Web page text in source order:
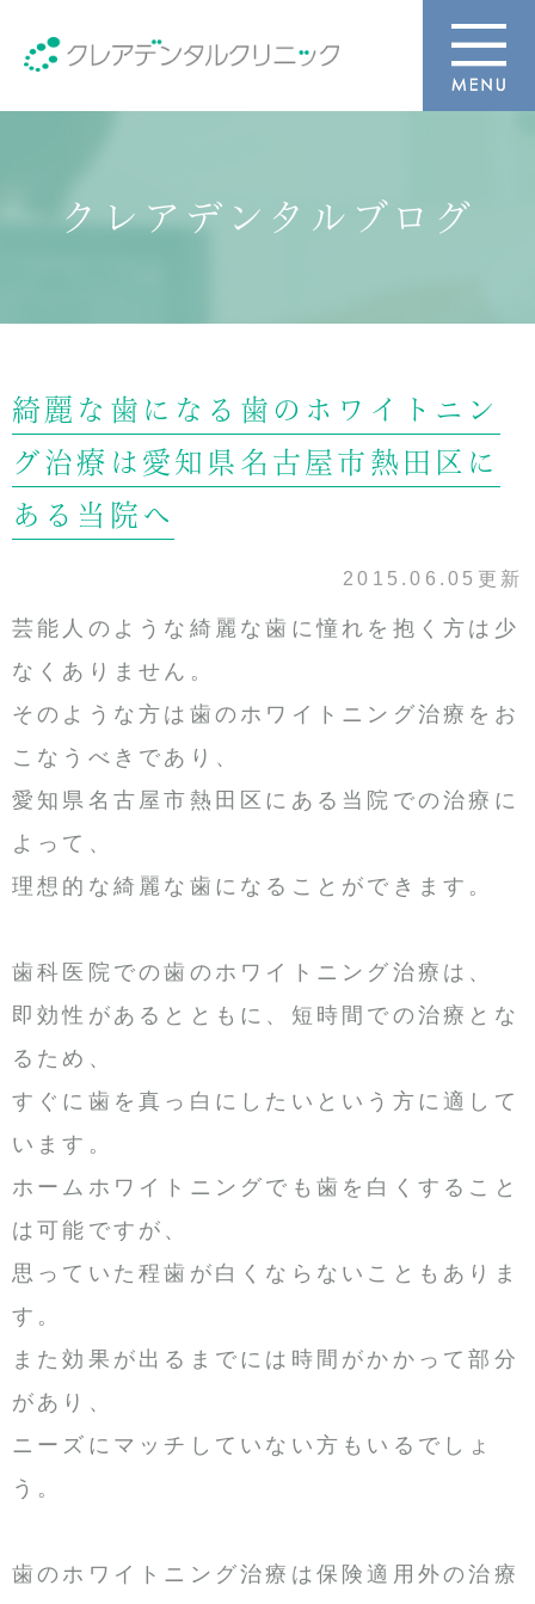
クレアデンタルブログ
綺麗な歯になる歯のホワイトニン
グ治療は愛知県名古屋市熱田区に
ある当院へ
2015.06.05更新
芸能人のような綺麗な歯に憧れを抱く方は少
なくありません。
そのような方は歯のホワイトニング治療をお
こなうべきであり、
愛知県名古屋市熱田区にある当院での治療に
よって、
理想的な綺麗な歯になることができます。
歯科医院での歯のホワイトニング治療は、
即効性があるとともに、短時間での治療とな
るため、
すぐに歯を真っ白にしたいという方に適して
います。
ホームホワイトニングでも歯を白くすること
は可能ですが、
思っていた程歯が白くならないこともありま
す。
また効果が出るまでには時間がかかって部分
があり、
ニーズにマッチしていない方もいるでしょ
う。
歯のホワイトニング治療は保険適用外の治療